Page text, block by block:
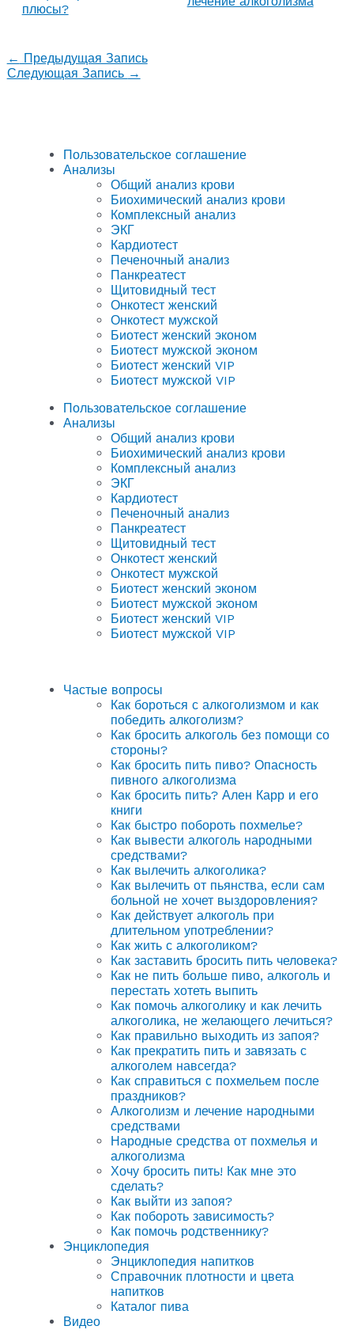
плюсы?
← Предыдущая Запись
Следующая Запись →
Пользовательское соглашение
Анализы
Общий анализ крови
Биохимический анализ крови
Комплексный анализ
ЭКГ
Кардиотест
Печеночный анализ
Панкреатест
Щитовидный тест
Онкотест женский
Онкотест мужской
Биотест женский эконом
Биотест мужской эконом
Биотест женский VIP
Биотест мужской VIP
Пользовательское соглашение
Анализы
Общий анализ крови
Биохимический анализ крови
Комплексный анализ
ЭКГ
Кардиотест
Печеночный анализ
Панкреатест
Щитовидный тест
Онкотест женский
Онкотест мужской
Биотест женский эконом
Биотест мужской эконом
Биотест женский VIP
Биотест мужской VIP
Частые вопросы
Как бороться с алкоголизмом и как
победить алкоголизм?
Как бросить алкоголь без помощи со
стороны?
Как бросить пить пиво? Опасность
пивного алкоголизма
Как бросить пить? Ален Карр и его
книги
Как быстро побороть похмелье?
Как вывести алкоголь народными
средствами?
Как вылечить алкоголика?
Как вылечить от пьянства, если сам
больной не хочет выздоровления?
Как действует алкоголь при
длительном употреблении?
Как жить с алкоголиком?
Как заставить бросить пить человека?
Как не пить больше пиво, алкоголь и
перестать хотеть выпить
Как помочь алкоголику и как лечить
алкоголика, не желающего лечиться?
Как правильно выходить из запоя?
Как прекратить пить и завязать с
алкоголем навсегда?
Как справиться с похмельем после
праздников?
Алкоголизм и лечение народными
средствами
Народные средства от похмелья и
алкоголизма
Хочу бросить пить! Как мне это
сделать?
Как выйти из запоя?
Как побороть зависимость?
Как помочь родственнику?
Энциклопедия
Энциклопедия напитков
Справочник плотности и цвета
напитков
Каталог пива
Видео